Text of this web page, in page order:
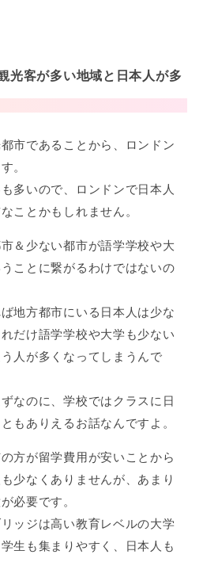
光客が多い地域と日本人が多
市であることから、ロンドン
。
多いので、ロンドンで日本人
ことかもしれません。
＆少ない都市が語学学校や大
ことに繋がるわけではないの
地方都市にいる日本人は少な
だけ語学学校や大学も少ない
人が多くなってしまうんで
なのに、学校ではクラスに日
もありえるお話なんですよ。
方が留学費用が安いことから
少なくありませんが、あまり
必要です。
ッジは高い教育レベルの大学
生も集まりやすく、日本人も